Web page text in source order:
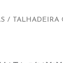
/ TALHADEIRA